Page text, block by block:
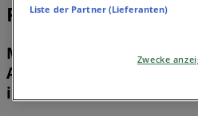
Restaurants
Mit Tiendeo bist du über
Aktionen in all deinen
informiert!
Liste der Partner (Lieferanten)
Zwecke